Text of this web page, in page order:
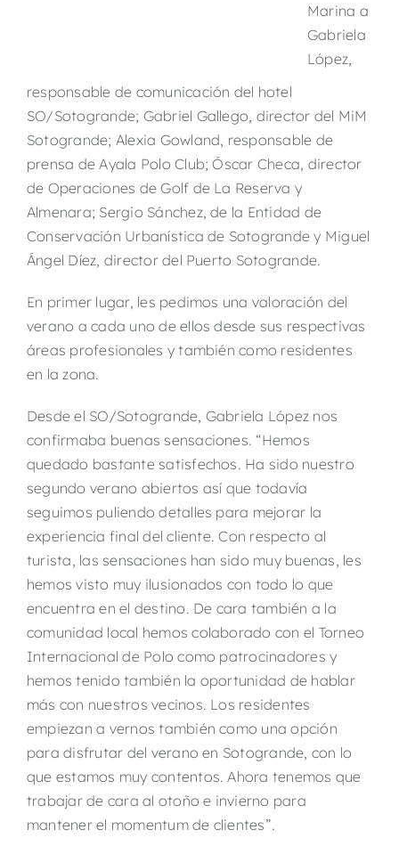
Marina a
Gabriela
López,
responsable de comunicación del hotel
SO/Sotogrande; Gabriel Gallego, director del MiM
Sotogrande; Alexia Gowland, responsable de
prensa de Ayala Polo Club; Óscar Checa, director
de Operaciones de Golf de La Reserva y
Almenara; Sergio Sánchez, de la Entidad de
Conservación Urbanística de Sotogrande y Miguel
Ángel Díez, director del Puerto Sotogrande.
En primer lugar, les pedimos una valoración del
verano a cada uno de ellos desde sus respectivas
áreas profesionales y también como residentes
en la zona.
Desde el SO/Sotogrande, Gabriela López nos
confirmaba buenas sensaciones. “Hemos
quedado bastante satisfechos. Ha sido nuestro
segundo verano abiertos así que todavía
seguimos puliendo detalles para mejorar la
experiencia final del cliente. Con respecto al
turista, las sensaciones han sido muy buenas, les
hemos visto muy ilusionados con todo lo que
encuentra en el destino. De cara también a la
comunidad local hemos colaborado con el Torneo
Internacional de Polo como patrocinadores y
hemos tenido también la oportunidad de hablar
más con nuestros vecinos. Los residentes
empiezan a vernos también como una opción
para disfrutar del verano en Sotogrande, con lo
que estamos muy contentos. Ahora tenemos que
trabajar de cara al otoño e invierno para
mantener el momentum de clientes”.